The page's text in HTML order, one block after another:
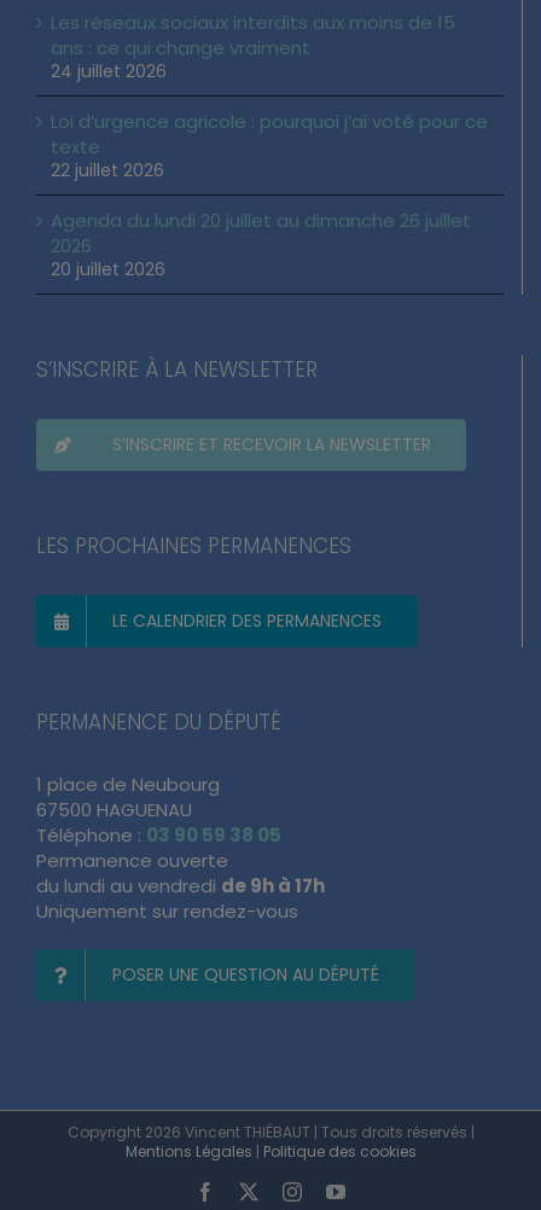
Les réseaux sociaux interdits aux moins de 15
ans : ce qui change vraiment
24 juillet 2026
Loi d’urgence agricole : pourquoi j’ai voté pour ce
texte
22 juillet 2026
Agenda du lundi 20 juillet au dimanche 26 juillet
2026
20 juillet 2026
S’INSCRIRE À LA NEWSLETTER
S’INSCRIRE ET RECEVOIR LA NEWSLETTER
LES PROCHAINES PERMANENCES
LE CALENDRIER DES PERMANENCES
PERMANENCE DU DÉPUTÉ
1 place de Neubourg
67500 HAGUENAU
Téléphone : 03 90 59 38 05
Permanence ouverte
du lundi au vendredi de 9h à 17h
Uniquement sur rendez-vous
POSER UNE QUESTION AU DÉPUTÉ
Copyright 2026 Vincent THIÉBAUT | Tous droits réservés |
Mentions Légales | Politique des cookies
Facebook InstagramYouTube